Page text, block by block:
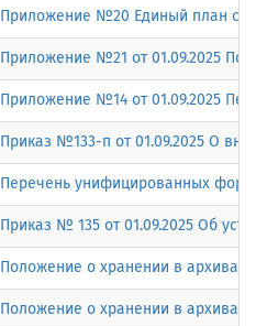
Приложение №20 Единый план
Приложение №21 от 01.09.2025
Приложение №14 от 01.09.2025
Приказ №133-п от 01.09.2025 О
Перечень унифицированных форм
Приказ № 135 от 01.09.2025 Об
Положение о хранении в архивах
Положение о хранении в